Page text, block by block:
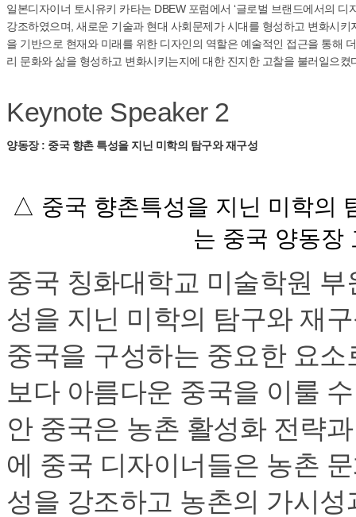
일본디자이너 토시유키 카타는 DBEW 포럼에서 ‘글로벌 브랜드에서의
강조하였으며, 새로운 기술과 현대 사회문제가 시대를 형성하고 변화시
을 기반으로 현재와 미래를 위한 디자인의 역할은 예술적인 접근을 통해
리 문화와 삶을 형성하고 변화시키는지에 대한 진지한 고찰을 불러일으켰
Keynote Speaker 2
양동장 : 중국 향촌 특성을 지닌 미학의 탐구와 재구성
△ 중국 향촌특성을 지닌 미학의
는 중국 양동장
중국 칭화대학교 미술학원
성을 지닌 미학의 탐구와 재
중국을 구성하는 중요한 요
보다 아름다운 중국을 이룰
안 중국은 농촌 활성화 전략
에 중국 디자이너들은 농촌
성을 강조하고 농촌의 가시